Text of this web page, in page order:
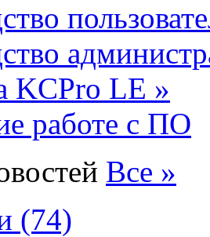
KCPro LE »
работе с ПО
Все »
(74)